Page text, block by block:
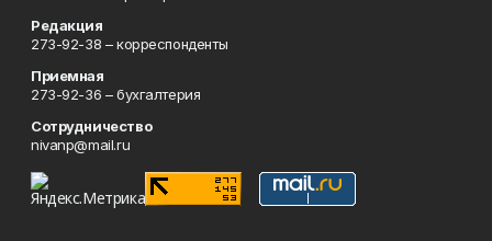
Редакция
273-92-38 – корреспонденты
Приемная
273-92-36 – бухгалтерия
Сотрудничество
nivanp@mail.ru